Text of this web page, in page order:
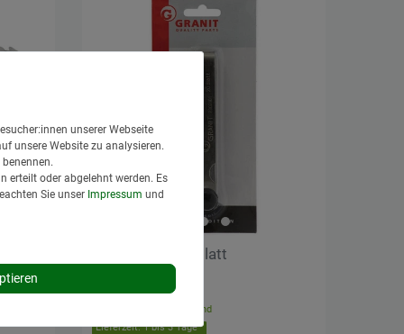
Fühlerlehre, 20 Blatt
Lieferzeit: 1 bis 3 Tage*
Versand
unserer Webseite
unsere Website zu analysieren.
erteilt oder abgelehnt werden. Es
Sie unser Impressum und